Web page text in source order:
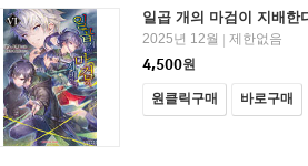
일곱 개의 마검이 지배한
2025년 12월
제한없음
4,500원
원클릭구매 바로구매